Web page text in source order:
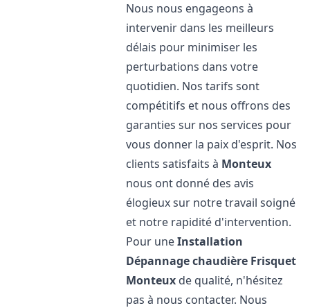
Nous nous engageons à
intervenir dans les meilleurs
délais pour minimiser les
perturbations dans votre
quotidien. Nos tarifs sont
compétitifs et nous offrons des
garanties sur nos services pour
vous donner la paix d'esprit. Nos
clients satisfaits à Monteux
nous ont donné des avis
élogieux sur notre travail soigné
et notre rapidité d'intervention.
Pour uneInstallation
Dépannage chaudière Frisquet
Monteux de qualité, n'hésitez
pas à nous contacter. Nous